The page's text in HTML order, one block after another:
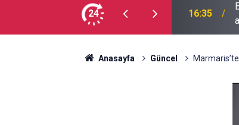
24
son yolculuğuna uğurlandı 16:35
Anasayfa Güncel